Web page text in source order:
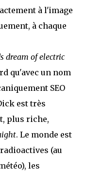
à l'image
à chaque
dream of electric
qu'avec un nom
SEO
est très
plus riche,
. Le monde est
(au
les